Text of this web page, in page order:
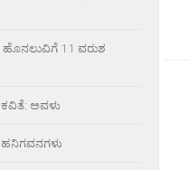
ಹೊನಲುವಿಗೆ 11 ವರುಶ
ಕವಿತೆ: ಅವಳು
ಹನಿಗವನಗಳು